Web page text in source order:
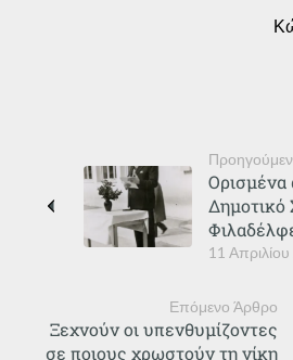
11
Ορισμένα
Δημοτικό
Επόμενο Άρθρο
Ξεχνούν οι υπενθυμίζοντες
σε ποιους χρωστούν τη νίκη